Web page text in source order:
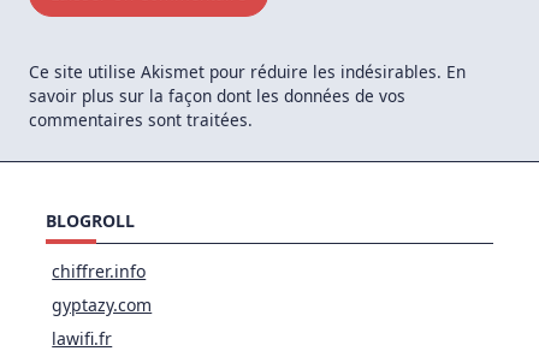
Ce site utilise Akismet pour réduire les indésirables. En
savoir plus sur la façon dont les données de vos
commentaires sont traitées.
BLOGROLL
chiffrer.info
gyptazy.com
lawifi.fr